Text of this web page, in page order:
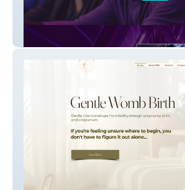
Star Power Exhibits